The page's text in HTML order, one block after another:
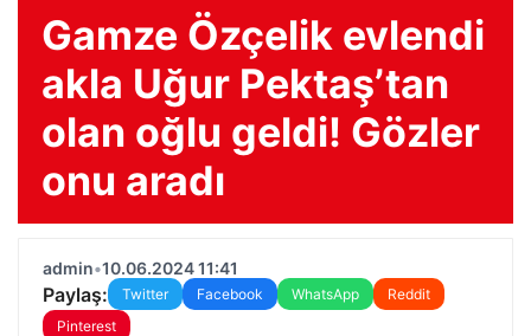
Gamze Özçelik evlendi
akla Uğur Pektaş’tan
olan oğlu geldi! Gözler
onu aradı
admin•10.06.2024 11:41
Paylaş: Twitter Facebook WhatsApp
Reddit
Pinterest